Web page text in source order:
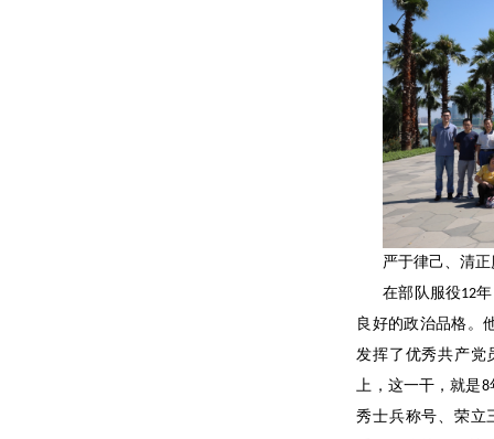
严于律己、清
在部队服役12
良好的政治品格。
发挥了优秀共产党
上，这一干，就是
秀士兵称号、荣立